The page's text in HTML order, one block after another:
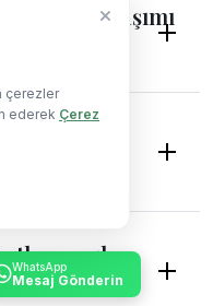
WhatsApp
Mesaj Gönderin
yargı yaklaşımı
nasıl
nasıl
çerezler
ederek Çerez